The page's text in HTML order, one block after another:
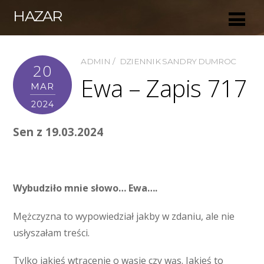
HAZAR
20
MAR
2024
ADMIN DZIENNIK SANDRY DUMROC
Ewa – Zapis 717
Sen z 19.03.2024
Wybudziło mnie słowo… Ewa….
Mężczyzna to wypowiedział jakby w zdaniu, ale nie
usłyszałam treści.
Tylko jakieś wtrącenie o wąsie czy wąs. Jakieś to